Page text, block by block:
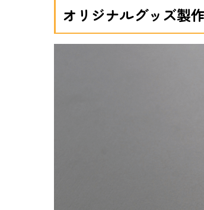
オリジナルグッズ製